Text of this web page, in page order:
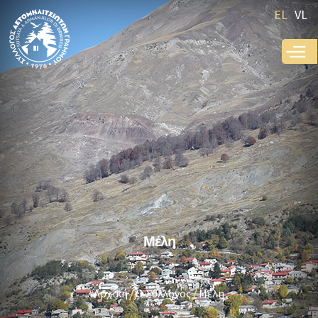
Παράκαμψη
προς το
κυρίως
περιεχόμενο
EL VL
Αρχική Ο Σύλλογος Μέλη
Μέλη